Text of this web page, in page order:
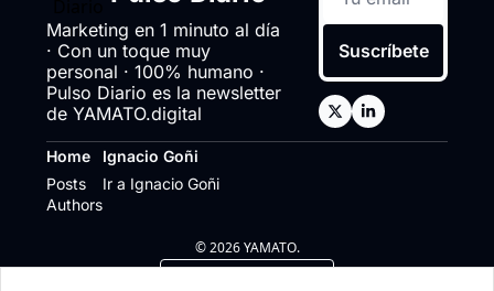
Marketing en 1 minuto al día
· Con un toque muy
personal · 100% humano ·
Pulso Diario es la newsletter
de YAMATO.digital
Suscríbete
Home
Posts
Authors
Ignacio Goñi
Ir a Ignacio Goñi
© 2026 YAMATO.